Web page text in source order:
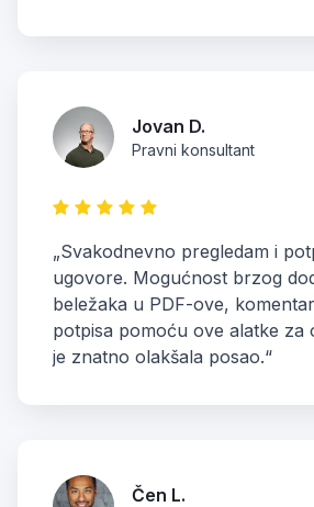
Jovan D.
Pravni konsultant
„Svakodnevno pregledam i
ugovore. Mogućnost brzog
beležaka u PDF-ove,
potpisa pomoću ove alatke za
je znatno olakšala posao.“
Čen L.